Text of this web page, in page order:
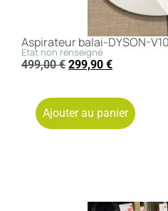
Aspirateur balai-DYSON-
Etat non renseigné
499,00€ 299,90 €
Ajouter au panier